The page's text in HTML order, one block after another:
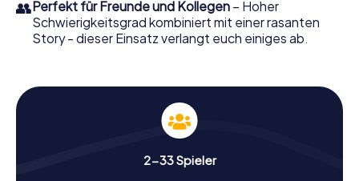
👥Perfekt für Freunde und Kollegen – Hoher
Schwierigkeitsgrad kombiniert mit einer rasanten
Story - dieser Einsatz verlangt euch einiges ab.
2-33 Spieler